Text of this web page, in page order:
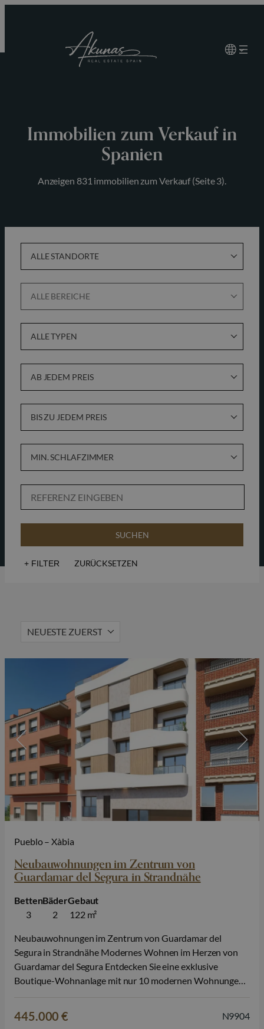
Immobilien zum Verkauf in
Spanien
Anzeigen 831 immobilien zum Verkauf (Seite 3).
ALLE STANDORTE
ALLE BEREICHE
ALLE TYPEN
AB JEDEM PREIS
BIS ZU JEDEM PREIS
MIN. SCHLAFZIMMER
SUCHEN
+FILTER ZURÜCKSETZEN
Top-Immobilie
NEUESTE ZUERST
Pueblo – Xàbia
Neubauwohnungen im Zentrum von
Guardamar del Segura in Strandnähe
3
Betten
2
Bäder
122 m²
Gebaut
Neubauwohnungen im Zentrum von Guardamar del
Segura in Strandnähe Modernes Wohnen im Herzen von
Guardamar del Segura Entdecken Sie eine exklusive
Boutique-Wohnanlage mit nur 10 modernen Wohnungen
Nur 700 Meter vom Strand entfernt und direkt gegenüber
445.000 € N9904